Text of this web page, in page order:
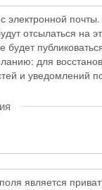
почты.
отсылаться на
будет
для
и уведомлений
является